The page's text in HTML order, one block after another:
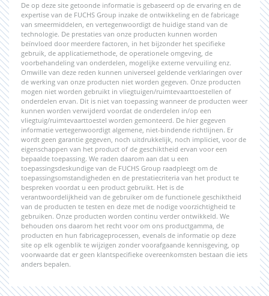
De op deze site getoonde informatie is gebaseerd op de ervaring en de
expertise van de FUCHS Group inzake de ontwikkeling en de fabricage
van smeermiddelen, en vertegenwoordigt de huidige stand van de
technologie. De prestaties van onze producten kunnen worden
beïnvloed door meerdere factoren, in het bijzonder het specifieke
gebruik, de applicatiemethode, de operationele omgeving, de
voorbehandeling van onderdelen, mogelijke externe vervuiling enz.
Omwille van deze reden kunnen universeel geldende verklaringen over
de werking van onze producten niet worden gegeven. Onze producten
mogen niet worden gebruikt in vliegtuigen/ruimtevaarttoestellen of
onderdelen ervan. Dit is niet van toepassing wanneer de producten weer
kunnen worden verwijderd voordat de onderdelen in/op een
vliegtuig/ruimtevaarttoestel worden gemonteerd. De hier gegeven
informatie vertegenwoordigt algemene, niet-bindende richtlijnen. Er
wordt geen garantie gegeven, noch uitdrukkelijk, noch impliciet, voor de
eigenschappen van het product of de geschiktheid ervan voor een
bepaalde toepassing. We raden daarom aan dat u een
toepassingsdeskundige van de FUCHS Group raadpleegt om de
toepassingsomstandigheden en de prestatiecriteria van het product te
bespreken voordat u een product gebruikt. Het is de
verantwoordelijkheid van de gebruiker om de functionele geschiktheid
van de producten te testen en deze met de nodige voorzichtigheid te
gebruiken. Onze producten worden continu verder ontwikkeld. We
behouden ons daarom het recht voor om ons productgamma, de
producten en hun fabricageprocessen, evenals de informatie op deze
site op elk ogenblik te wijzigen zonder voorafgaande kennisgeving, op
voorwaarde dat er geen klantspecifieke overeenkomsten bestaan die iets
anders bepalen.